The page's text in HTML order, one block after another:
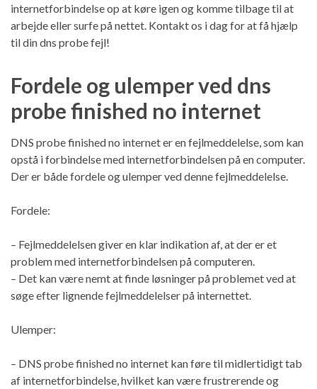
internetforbindelse op at køre igen og komme tilbage til at
arbejde eller surfe på nettet. Kontakt os i dag for at få hjælp
til din dns probe fejl!
Fordele og ulemper ved dns
probe finished no internet
DNS probe finished no internet er en fejlmeddelelse, som kan
opstå i forbindelse med internetforbindelsen på en computer.
Der er både fordele og ulemper ved denne fejlmeddelelse.
Fordele:
– Fejlmeddelelsen giver en klar indikation af, at der er et
problem med internetforbindelsen på computeren.
– Det kan være nemt at finde løsninger på problemet ved at
søge efter lignende fejlmeddelelser på internettet.
Ulemper:
– DNS probe finished no internet kan føre til midlertidigt tab
af internetforbindelse, hvilket kan være frustrerende og